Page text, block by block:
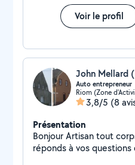
Voir le profil
John Mellard
Auto entrepreneur
Riom (Zone
3,8/5 (8
Présentation
Bonjour Artisan tout corps d'état
réponds à vos